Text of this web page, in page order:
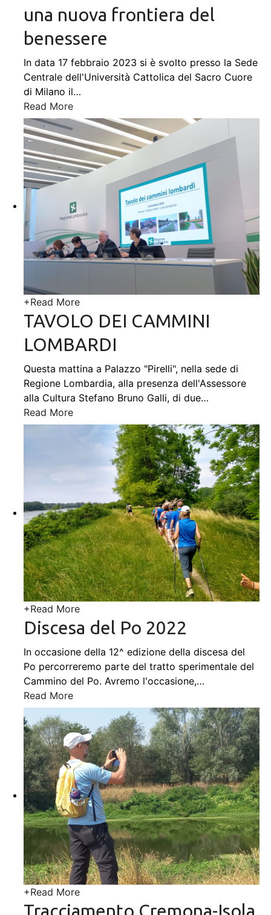
una nuova frontiera del
benessere
In data 17 febbraio 2023 si è svolto presso la Sede
Centrale dell'Università Cattolica del Sacro Cuore
di Milano il…
Read More
+Read More
TAVOLO DEI CAMMINI
LOMBARDI
Questa mattina a Palazzo "Pirelli", nella sede di
Regione Lombardia, alla presenza dell'Assessore
alla Cultura Stefano Bruno Galli, di due…
Read More
+Read More
Discesa del Po 2022
In occasione della 12^ edizione della discesa del
Po percorreremo parte del tratto sperimentale del
Cammino del Po. Avremo l'occasione,…
Read More
+Read More
Tracciamento Cremona-Isola